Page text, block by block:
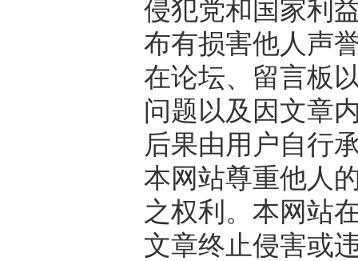
侵犯党和国家利
布有损害他人声
在论坛、留言板
问题以及因文章
后果由用户自行
本网站尊重他人
之权利。本网站
文章终止侵害或